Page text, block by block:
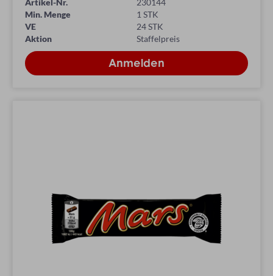
Artikel-Nr.
230144
Min. Menge
1 STK
VE
24 STK
Aktion
Staffelpreis